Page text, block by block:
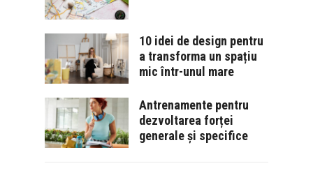
10 idei de design pentru
a transforma un spațiu
mic într-unul mare
Antrenamente pentru
dezvoltarea forței
generale și specifice